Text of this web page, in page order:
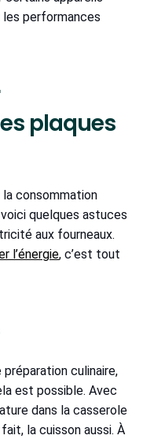
performances
plaques
la consommation
quelques astuces
aux fourneaux.
l’énergie, c’est tout
préparation culinaire,
est possible. Avec
dans la casserole
la cuisson aussi. À